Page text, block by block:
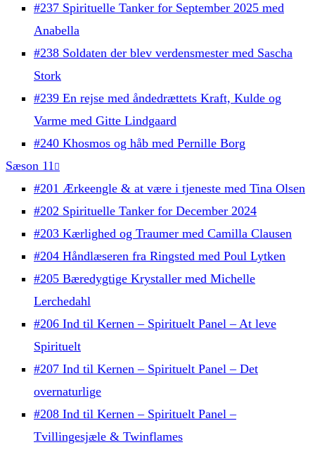
#237 Spirituelle Tanker for September 2025 med
Anabella
#238 Soldaten der blev verdensmester med Sascha
Stork
#239 En rejse med åndedrættets Kraft, Kulde og
Varme med Gitte Lindgaard
#240 Khosmos og håb med Pernille Borg
Sæson 11
#201 Ærkeengle & at være i tjeneste med Tina Olsen
#202 Spirituelle Tanker for December 2024
#203 Kærlighed og Traumer med Camilla Clausen
#204 Håndlæseren fra Ringsted med Poul Lytken
#205 Bæredygtige Krystaller med Michelle
Lerchedahl
#206 Ind til Kernen – Spirituelt Panel – At leve
Spirituelt
#207 Ind til Kernen – Spirituelt Panel – Det
overnaturlige
#208 Ind til Kernen – Spirituelt Panel –
Tvillingesjæle & Twinflames